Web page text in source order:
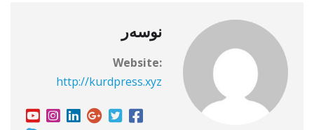
نوسەر
Website:
http://kurdpress.xyz